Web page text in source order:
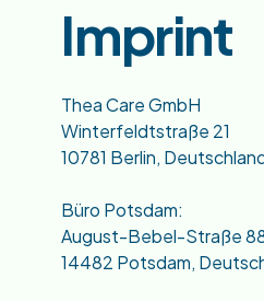
Imprint
Thea Care GmbH
Winterfeldtstraße 21
10781 Berlin,
Büro Potsdam:
August-Bebel-Straße
14482 Potsdam,